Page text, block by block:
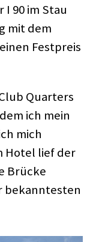
90 im Stau
mit dem
Festpreis
Quarters
ich mein
mich
Hotel lief der
Brücke
bekanntesten